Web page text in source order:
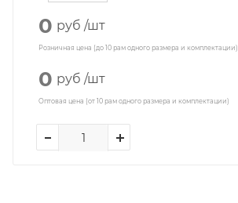
0 руб /шт
Розничная цена (до 10 рам одного размера и комплектации)
0 руб /шт
Оптовая цена (от 10 рам одного размера и комплектации)